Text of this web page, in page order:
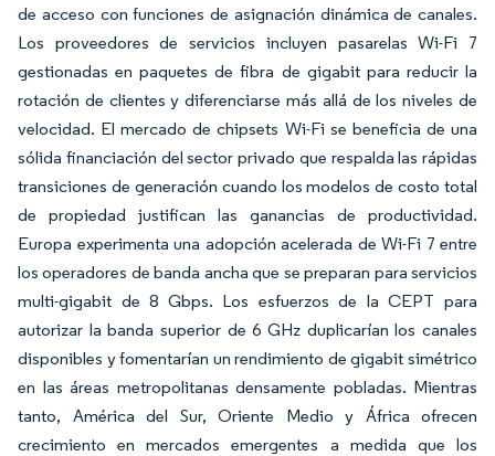
de acceso con funciones de asignación dinámica de canales.
Los proveedores de servicios incluyen pasarelas Wi-Fi 7
gestionadas en paquetes de fibra de gigabit para reducir la
rotación de clientes y diferenciarse más allá de los niveles de
velocidad. El mercado de chipsets Wi-Fi se beneficia de una
sólida financiación del sector privado que respalda las rápidas
transiciones de generación cuando los modelos de costo total
de propiedad justifican las ganancias de productividad.
Europa experimenta una adopción acelerada de Wi-Fi 7 entre
los operadores de banda ancha que se preparan para servicios
multi-gigabit de 8 Gbps. Los esfuerzos de la CEPT para
autorizar la banda superior de 6 GHz duplicarían los canales
disponibles y fomentarían un rendimiento de gigabit simétrico
en las áreas metropolitanas densamente pobladas. Mientras
tanto, América del Sur, Oriente Medio y África ofrecen
crecimiento en mercados emergentes a medida que los